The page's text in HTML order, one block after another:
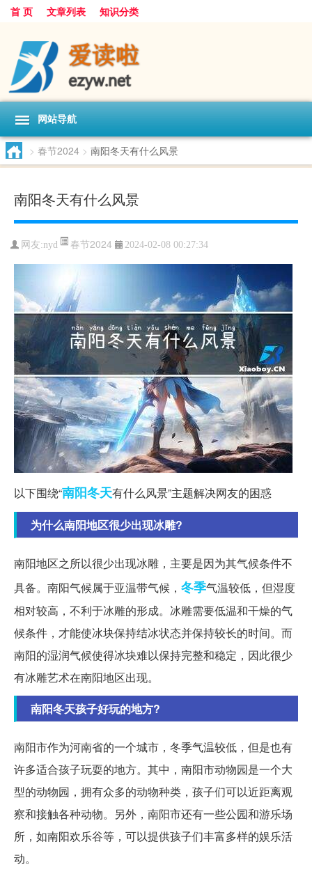
首 页 文章列表 知识分类
网站导航
> 春节2024 > 南阳冬天有什么风景
南阳冬天有什么风景
网友:nyd 春节2024 2024-02-08 00:27:34
以下围绕“南阳冬天有什么风景”主题解决网友的困惑
为什么南阳地区很少出现冰雕?
南阳地区之所以很少出现冰雕，主要是因为其气候条件不
具备。南阳气候属于亚温带气候， 冬季气温较低，但湿度
相对较高，不利于冰雕的形成。冰雕需要低温和干燥的气
候条件，才能使冰块保持结冰状态并保持较长的时间。而
南阳的湿润气候使得冰块难以保持完整和稳定，因此很少
有冰雕艺术在南阳地区出现。
南阳冬天孩子好玩的地方?
南阳市作为河南省的一个城市，冬季气温较低，但是也有
许多适合孩子玩耍的地方。其中，南阳市动物园是一个大
型的动物园，拥有众多的动物种类，孩子们可以近距离观
察和接触各种动物。另外，南阳市还有一些公园和游乐场
所，如南阳欢乐谷等，可以提供孩子们丰富多样的娱乐活
动。